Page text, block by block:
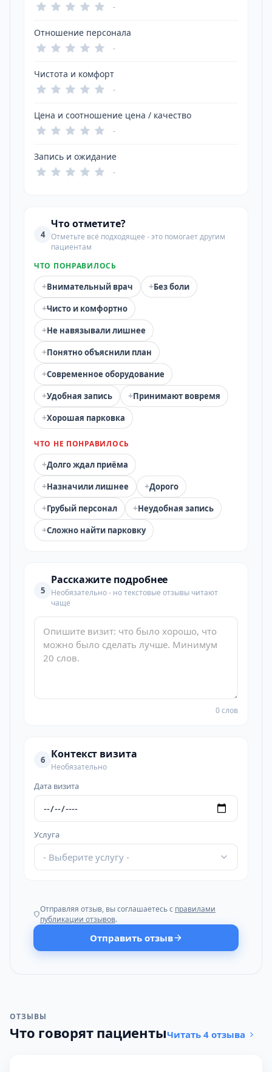
-
Отношение персонала
-
Чистота и комфорт
-
Цена и соотношение цена / качество
-
Запись и ожидание
-
4
Что отметите?
Отметьте всё подходящее - это помогает другим
пациентам
ЧТО ПОНРАВИЛОСЬ
+Внимательный врач +Без боли
+Чисто и комфортно
+Не навязывали лишнее
+Понятно объяснили план
+Современное оборудование
+Удобная запись +Принимают вовремя
+Хорошая парковка
ЧТО НЕ ПОНРАВИЛОСЬ
+Долго ждал приёма
+Назначили лишнее +Дорого
+Грубый персонал +Неудобная запись
+Сложно найти парковку
5
Расскажите подробнее
Необязательно - но текстовые отзывы читают
чаще
0 слов
6 Контекст визита
Необязательно
Дата визита
Услуга
- Выберите услугу -
Отправляя отзыв, вы соглашаетесь с правилами
публикации отзывов.
Отправить отзыв
ОТЗЫВЫ
Что говорят пациентыЧитать 4 отзыва